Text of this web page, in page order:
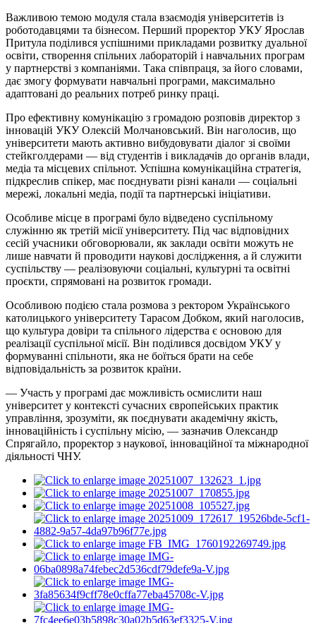
Важливою темою модуля стала взаємодія університетів із
роботодавцями та бізнесом. Перший проректор УКУ Ярослав
Притула поділився успішними прикладами розвитку дуальної
освіти, створення спільних лабораторій і навчальних програм
у партнерстві з компаніями. Така співпраця, за його словами,
дає змогу формувати навчальні програми, максимально
адаптовані до реальних потреб ринку праці.
Про ефективну комунікацію з громадою розповів директор з
інновацій УКУ Олексій Молчановський. Він наголосив, що
університети мають активно вибудовувати діалог зі своїми
стейкголдерами — від студентів і викладачів до органів влади,
медіа та місцевих спільнот. Успішна комунікаційна стратегія,
підкреслив спікер, має поєднувати різні канали — соціальні
мережі, локальні медіа, події та партнерські ініціативи.
Особливе місце в програмі було відведено суспільному
служінню як третій місії університету. Під час відповідних
сесій учасники обговорювали, як заклади освіти можуть не
лише навчати й проводити наукові дослідження, а й служити
суспільству — реалізовуючи соціальні, культурні та освітні
проєкти, спрямовані на розвиток громади.
Особливою подією стала розмова з ректором Українського
католицького університету Тарасом Добком, який наголосив,
що культура довіри та спільного лідерства є основою для
реалізації суспільної місії. Він поділився досвідом УКУ у
формуванні спільноти, яка не боїться брати на себе
відповідальність за розвиток країни.
— Участь у програмі дає можливість осмислити наш
університет у контексті сучасних європейських практик
управління, зрозуміти, як поєднувати академічну якість,
інноваційність і суспільну місію, — зазначив Олександр
Спрягайло, проректор з наукової, інноваційної та міжнародної
діяльності ЧНУ.